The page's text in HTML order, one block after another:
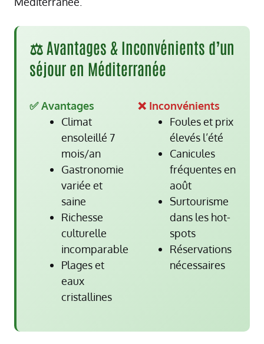
⚖️ Avantages & Inconvénients d’un
séjour en Méditerranée
✅ Avantages
Climat
ensoleillé 7
mois/an
Gastronomie
variée et
saine
Richesse
culturelle
incomparable
Plages et
eaux
cristallines
❌ Inconvénients
Foules et prix
élevés l’été
Canicules
fréquentes en
août
Surtourisme
dans les hot-
spots
Réservations
nécessaires